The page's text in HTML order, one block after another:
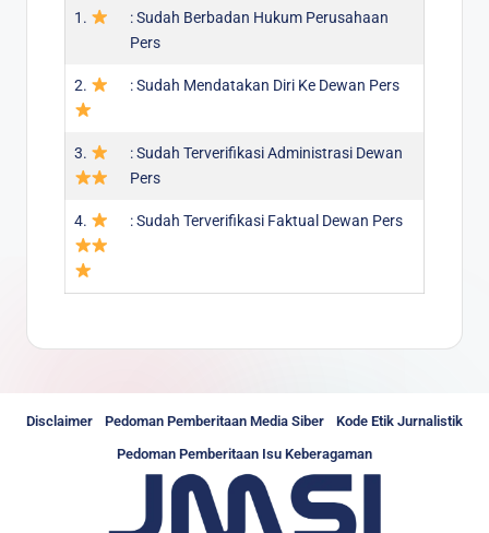
1.
: Sudah Berbadan Hukum Perusahaan
Pers
2. : Sudah Mendatakan Diri Ke Dewan Pers
3.
: Sudah Terverifikasi Administrasi Dewan
Pers
4. : Sudah Terverifikasi Faktual Dewan Pers
Disclaimer Pedoman Pemberitaan Media Siber
Kode Etik Jurnalistik
Pedoman Pemberitaan Isu Keberagaman